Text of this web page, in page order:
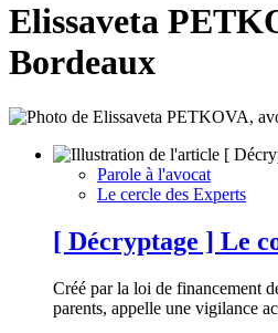
Elissaveta
Bordeaux
Parole à l'avocat
Le cercle des Experts
[ Décryptage ] Le
Créé par la loi de financement
parents, appelle une vigilance